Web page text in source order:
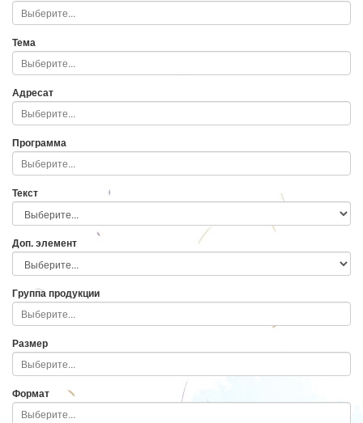
Тема
Адресат
Программа
Текст
Доп. элемент
Группа продукции
Размер
Формат